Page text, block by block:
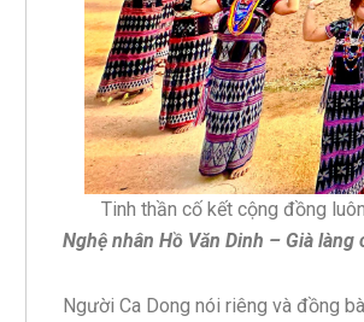
Tinh thần cố kết cộng đồng
Nghệ nhân Hồ Văn Dinh – Già
Người Ca Dong nói riêng và đồng